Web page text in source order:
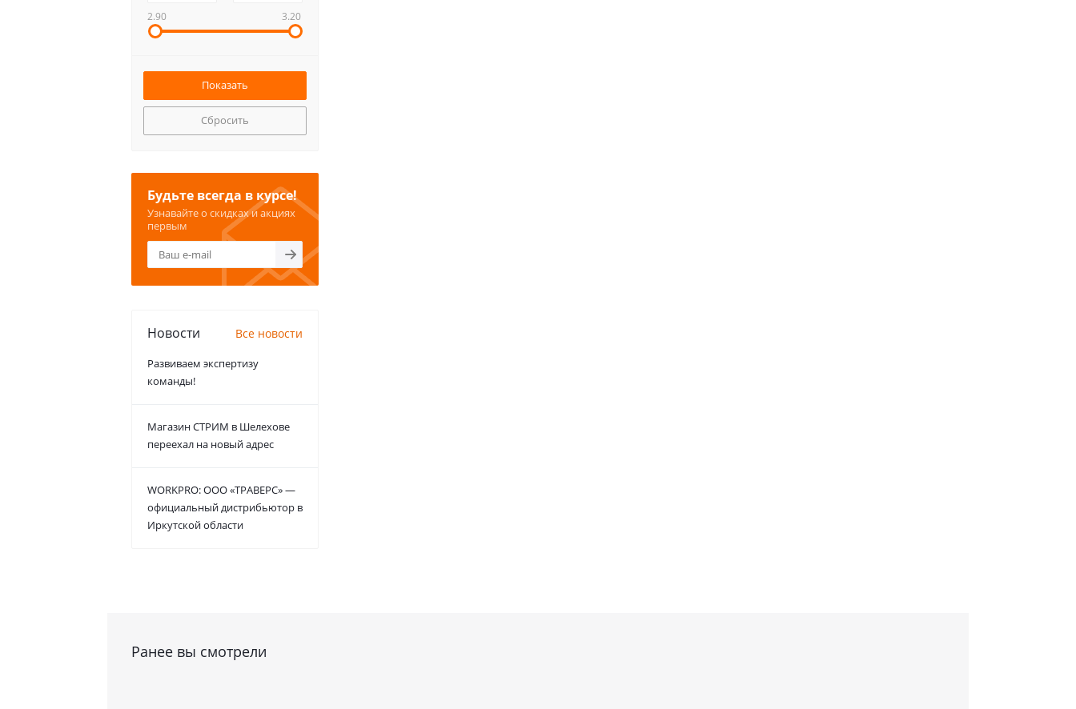
2.90 3.20
Сбросить
Будьте всегда в курсе!
Узнавайте о скидках и акциях
первым
Новости Все новости
Развиваем экспертизу
команды!
Магазин СТРИМ в Шелехове
переехал на новый адрес
WORKPRO: ООО «ТРАВЕРС» —
официальный дистрибьютор в
Иркутской области
Ранее вы смотрели